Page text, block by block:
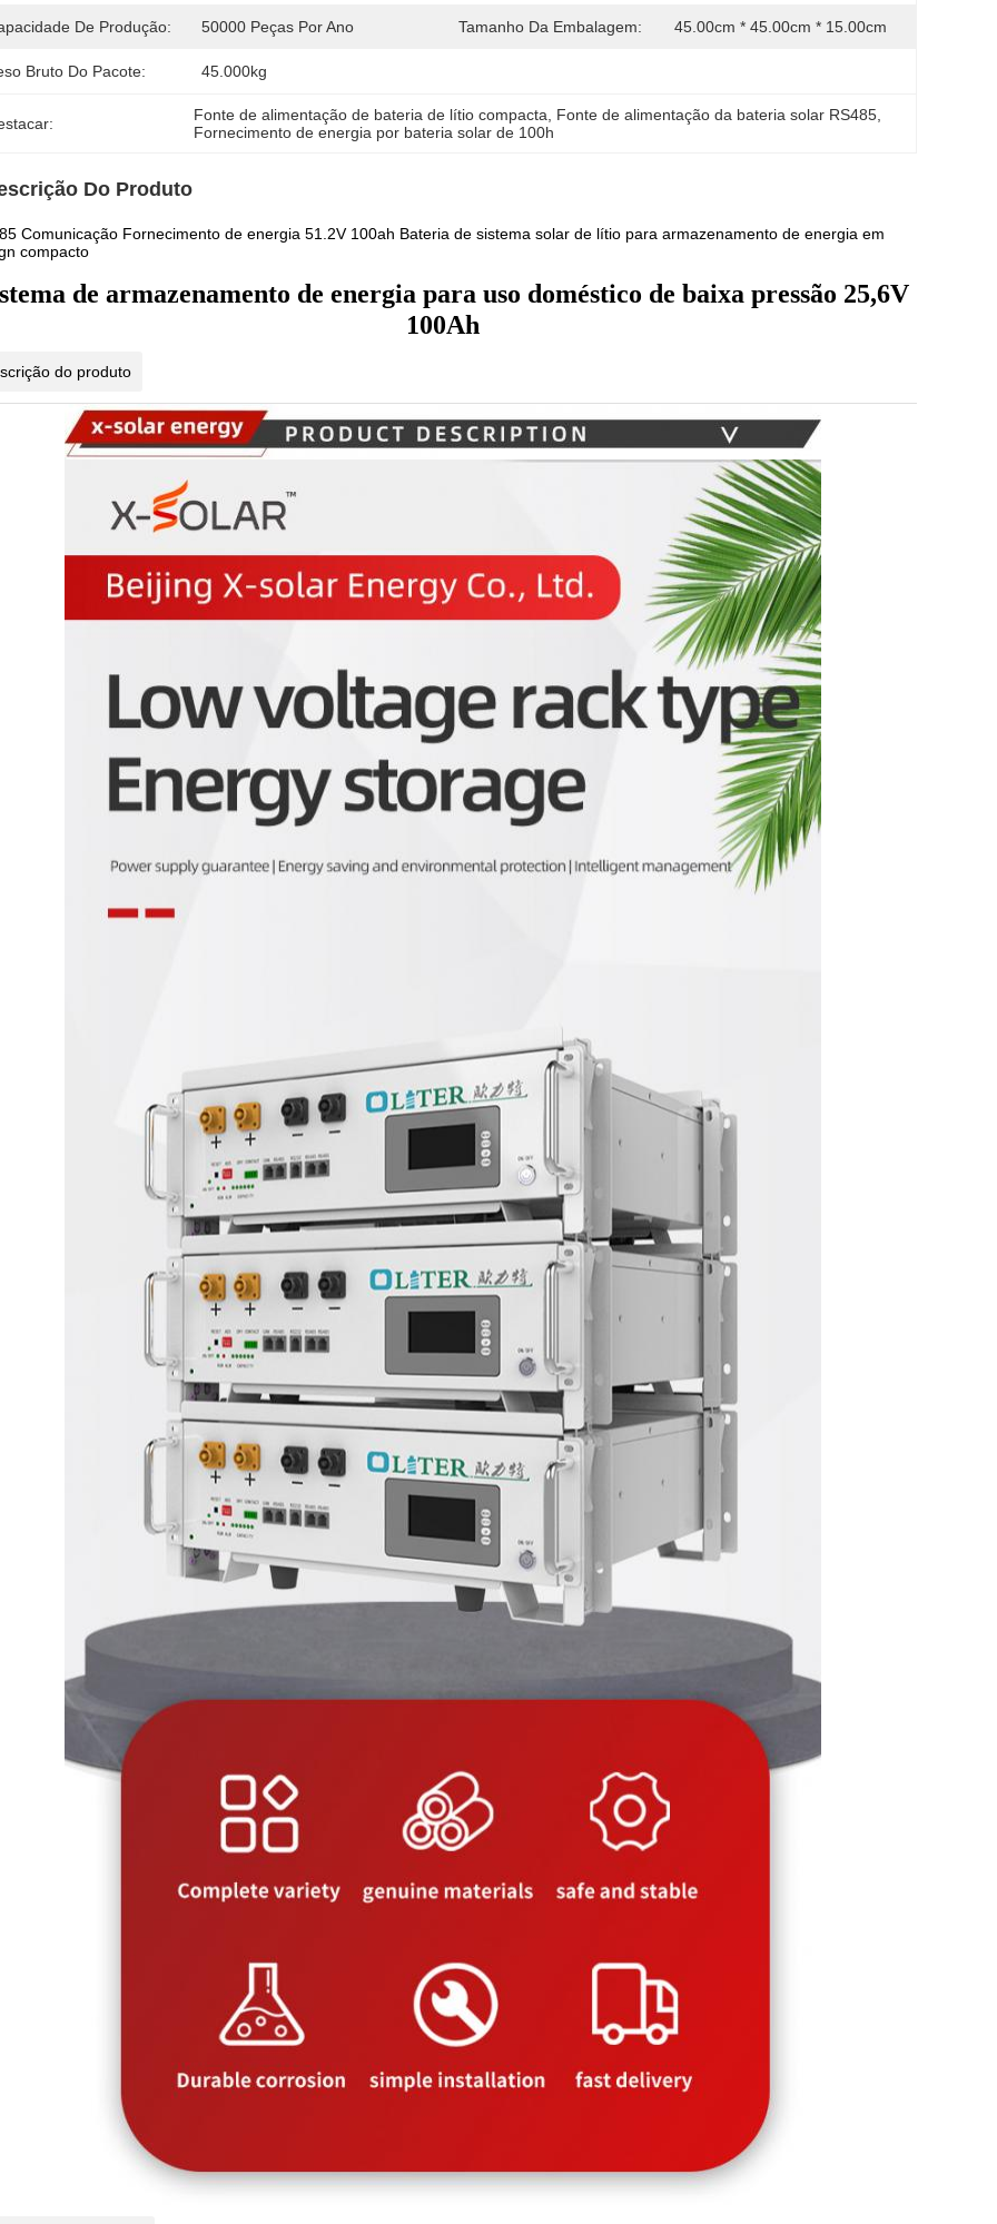
De Produção: 50000 Peças Por Ano Tamanho Da Embalagem: 45.00cm * 45.00cm * 15.00cm
Bruto Do Pacote: 45.000kg
Fonte de alimentação de bateria de lítio compacta Fonte de alimentação da bateria solar RS485
Fornecimento de energia por bateria solar de 100h
Do Produto
Comunicação Fornecimento de energia 51.2V 100ah Bateria de sistema solar de lítio para armazenamento de energia em
compacto
de armazenamento de energia para uso doméstico de baixa pressão 25,6V
100Ah
do produto